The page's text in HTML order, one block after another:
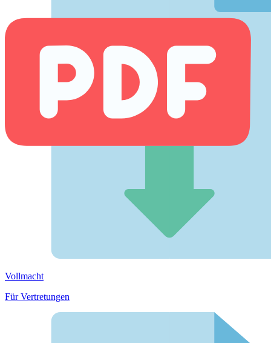
Vollmacht
Für Vertretungen